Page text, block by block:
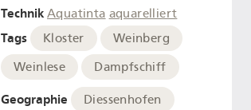
Technik Aquatinta aquarelliert
Tags Kloster
Weinberg
Weinlese
Dampfschiff
Geographie
Diessenhofen